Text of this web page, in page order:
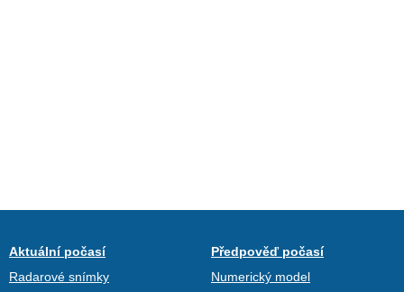
Aktuální počasí
Radarové snímky
Předpověď počasí
Numerický model